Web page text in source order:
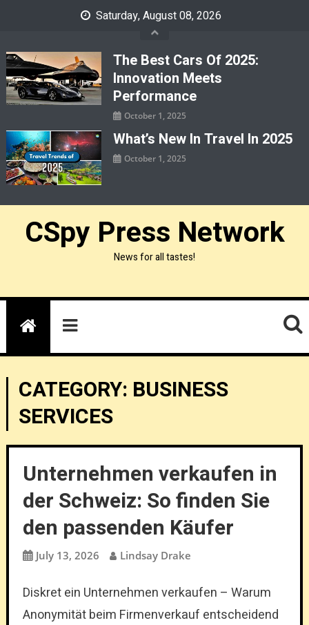
Saturday, August 08, 2026
The Best Cars Of 2025:
Innovation Meets
Performance
October 1, 2025
What’s New In Travel In 2025
October 1, 2025
CSpy Press Network
News for all tastes!
CATEGORY: BUSINESS
SERVICES
Unternehmen verkaufen in
der Schweiz: So finden Sie
den passenden Käufer
July 13, 2026 Lindsay Drake
Diskret ein Unternehmen verkaufen – Warum
Anonymität beim Firmenverkauf entscheidend